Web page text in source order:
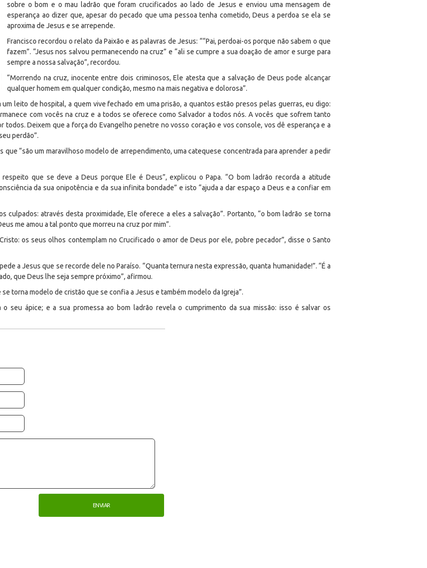
sobre o bom e o mau ladrão que foram crucificados ao lado de Jesus e enviou uma mensagem de
esperança ao dizer que, apesar do pecado que uma pessoa tenha cometido, Deus a perdoa se ela se
aproxima de Jesus e se arrepende.
Francisco recordou o relato da Paixão e as palavras de Jesus: ““Pai, perdoai-os porque não sabem o que
fazem”. “Jesus nos salvou permanecendo na cruz” e “ali se cumpre a sua doação de amor e surge para
sempre a nossa salvação”, recordou.
“Morrendo na cruz, inocente entre dois criminosos, Ele atesta que a salvação de Deus pode alcançar
qualquer homem em qualquer condição, mesmo na mais negativa e dolorosa”.
um leito de hospital, a quem vive fechado em uma prisão, a quantos estão presos pelas guerras, eu digo:
com vocês na cruz e a todos se oferece como Salvador a todos nós. A vocês que sofrem tanto
Deixem que a força do Evangelho penetre no vosso coração e vos console, vos dê esperança e a
perdão”.
que “são um maravilhoso modelo de arrependimento, uma catequese concentrada para aprender a pedir
que se deve a Deus porque Ele é Deus”, explicou o Papa. “O bom ladrão recorda a atitude
da sua onipotência e da sua infinita bondade” e isto “ajuda a dar espaço a Deus e a confiar em
culpados: através desta proximidade, Ele oferece a eles a salvação”. Portanto, “o bom ladrão se torna
me amou a tal ponto que morreu na cruz por mim”.
os seus olhos contemplam no Crucificado o amor de Deus por ele, pobre pecador”, disse o Santo
a Jesus que se recorde dele no Paraíso. “Quanta ternura nesta expressão, quanta humanidade!”. “É a
que Deus lhe seja sempre próximo”, afirmou.
torna modelo de cristão que se confia a Jesus e também modelo da Igreja”.
o seu ápice; e a sua promessa ao bom ladrão revela o cumprimento da sua missão: isso é salvar os